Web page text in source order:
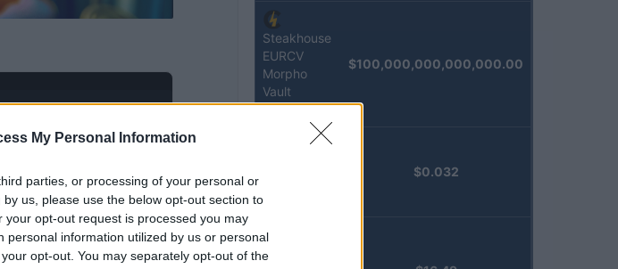
My Personal Information
parties, or processing of your personal or
us, please use the below opt-out section to
opt-out request is processed you may
information utilized by us or personal
opt-out. You may separately opt-out of the
Steakhouse
EURCV
Morpho
Vault
$100,000,000,000,000.00
(EPOCH)
$0.032
Stride